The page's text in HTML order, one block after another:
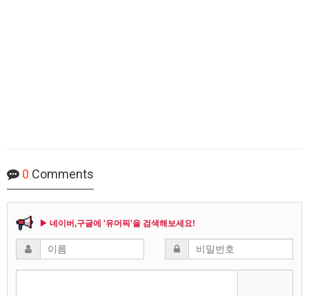
0 Comments
▶ 네이버,구글에 '유머픽'을 검색해보세요!